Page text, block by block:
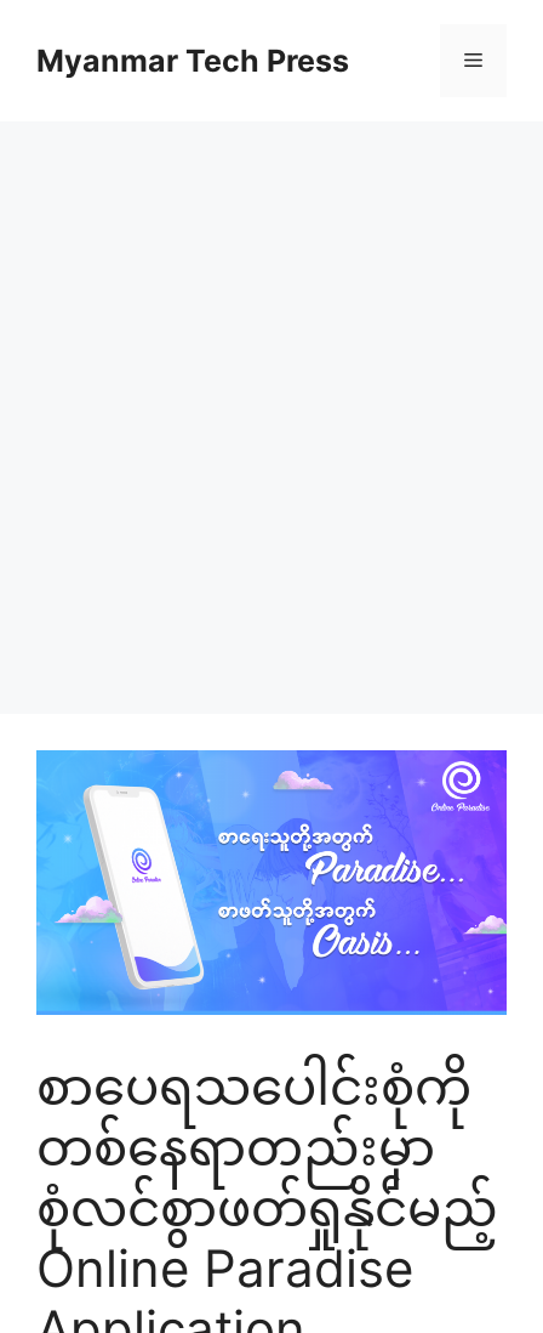
contentMyanmar Tech Press Menu
စာပေရသပေါင်းစုံကို
တစ်နေရာတည်းမှာ
စုံလင်စွာဖတ်ရှုနိုင်မည့်
Online Paradise